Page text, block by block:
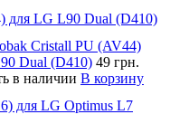
для LG L90 Dual (D410)
Cristall PU (AV44)
Dual (D410) 49 грн.
в наличии В корзину
для LG Optimus L7